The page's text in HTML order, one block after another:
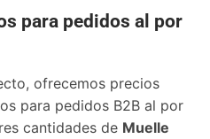
para pedidos al por
ofrecemos precios
para pedidos B2B al por
cantidades de Muelle